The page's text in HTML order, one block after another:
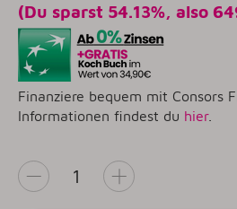
(Du sparst 54.13%, also
Finanziere bequem mit Consors
Informationen findest du hier.